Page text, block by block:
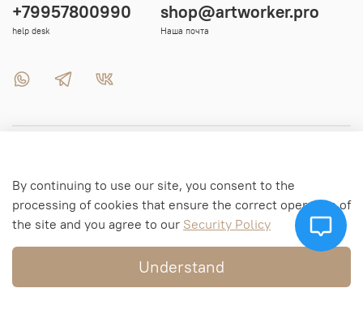
Menu 2
Menu 3
+79957800990
help desk
shop@artworker.pro
Наша почта
By continuing to use our site, you consent to the
processing of cookies that ensure the correct operation of
the site and you agree to our Security Policy
Understand